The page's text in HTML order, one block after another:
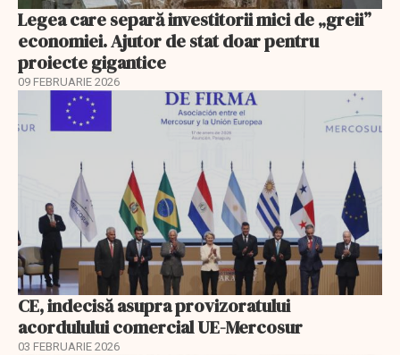
Legea care separă investitorii mici de „greii”
economiei. Ajutor de stat doar pentru
proiecte gigantice
09 FEBRUARIE 2026
CE, indecisă asupra provizoratului
acordulului comercial UE-Mercosur
03 FEBRUARIE 2026